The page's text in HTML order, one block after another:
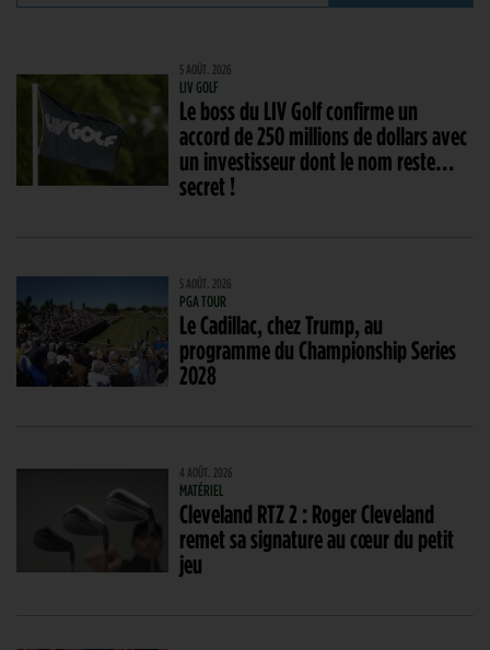
5 AOÛT. 2026
LIV GOLF
Le boss du LIV Golf confirme un
accord de 250 millions de dollars avec
un investisseur dont le nom reste…
secret !
5 AOÛT. 2026
PGA TOUR
Le Cadillac, chez Trump, au
programme du Championship Series
2028
4 AOÛT. 2026
MATÉRIEL
Cleveland RTZ 2 : Roger Cleveland
remet sa signature au cœur du petit
jeu